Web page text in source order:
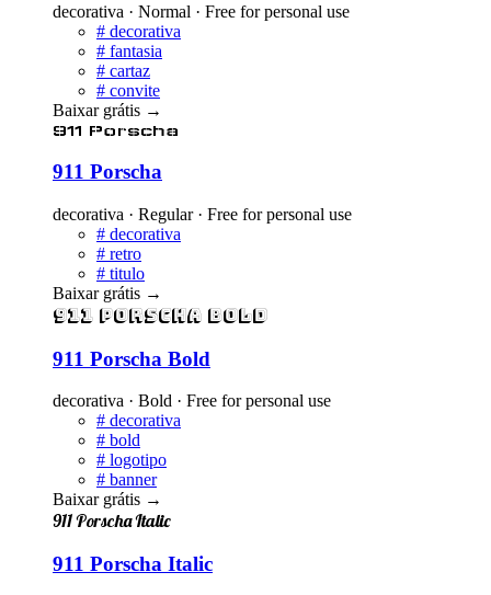
decorativa · Normal · Free for personal use
# decorativa
# fantasia
# cartaz
# convite
Baixar grátis →
911 Porscha
911 Porscha
decorativa · Regular · Free for personal use
# decorativa
# retro
# titulo
Baixar grátis →
911 Porscha Bold
911 Porscha Bold
decorativa · Bold · Free for personal use
# decorativa
# bold
# logotipo
# banner
Baixar grátis →
911 Porscha Italic
911 Porscha Italic